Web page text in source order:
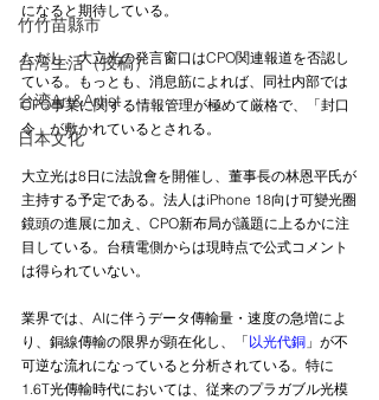
竹竹苗縣市
台湾生活（投稿）
台湾Art&Artist
日本文化
になると期待している。
ただし、大立光の発言窗口はCPO関連報道を否認し
ている。もっとも、消息筋によれば、同社内部では
CPO事業に関する情報管理が極めて厳格で、「封口
令」が敷かれているとされる。
大立光は8日に法說會を開催し、董事長の林恩平氏が
主持する予定である。法人はiPhone 18向け可變光圈
鏡頭の進展に加え、CPO新布局が議題に上るかに注
目している。台積電側からは現時点で公式コメント
は得られていない。
業界では、AIに伴うデータ傳輸量・速度の急増によ
り、銅線傳輸の限界が顕在化し、「以光代銅 」が不
可逆な流れになっていると分析されている。特に
1.6T光傳輸時代においては、従来のプラガブル光模